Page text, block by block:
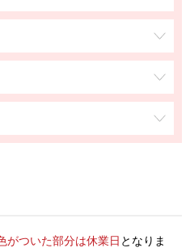
がついた部分は休業日 となりま